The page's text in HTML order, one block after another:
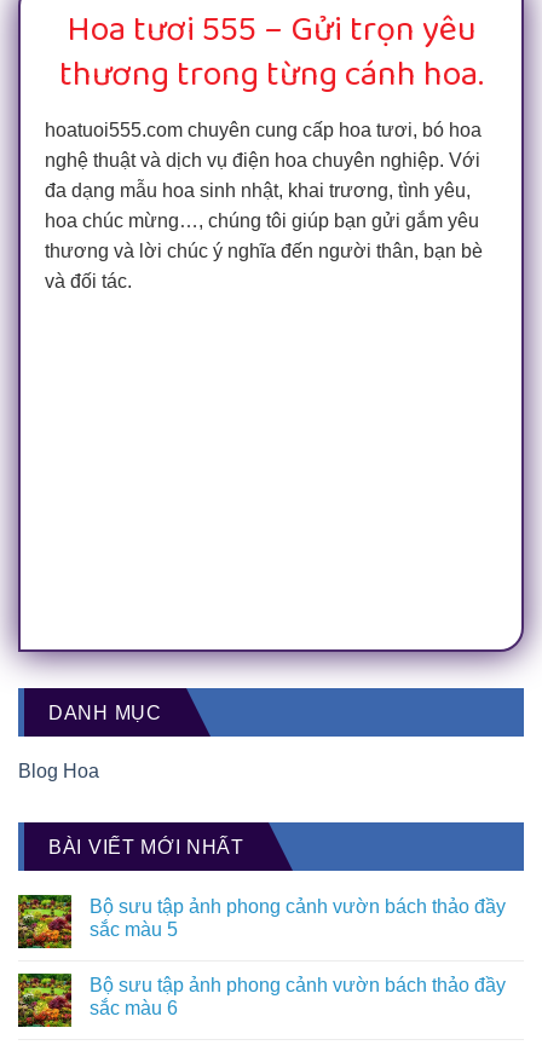
Hoa tươi 555 – Gửi trọn yêu
thương trong từng cánh hoa.
hoatuoi555.com chuyên cung cấp hoa tươi, bó hoa
nghệ thuật và dịch vụ điện hoa chuyên nghiệp. Với
đa dạng mẫu hoa sinh nhật, khai trương, tình yêu,
hoa chúc mừng…, chúng tôi giúp bạn gửi gắm yêu
thương và lời chúc ý nghĩa đến người thân, bạn bè
và đối tác.
DANH MỤC
Blog Hoa
BÀI VIẾT MỚI NHẤT
Bộ sưu tập ảnh phong cảnh vườn bách thảo đầy
sắc màu 5
Bộ sưu tập ảnh phong cảnh vườn bách thảo đầy
sắc màu 6